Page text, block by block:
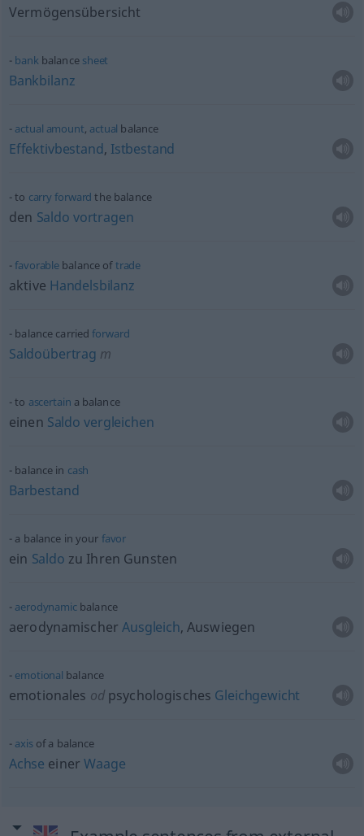
Vermögensübersicht
bankbalance sheet
Bankbilanz
actual amount, actual balance
Effektivbestand, Istbestand
to carryforward the balance
den Saldo vortragen
favorable balance oftrade
aktive Handelsbilanz
balance carriedforward
Saldoübertrag m
to ascertain a balance
einen Saldo vergleichen
balance in cash
Barbestand
a balance in your favor
ein Saldo zu Ihren Gunsten
aerodynamicbalance
aerodynamischerAusgleich, Auswiegen
emotional balance
emotionales odpsychologisches Gleichgewicht
axisof a balance
Achse einerWaage